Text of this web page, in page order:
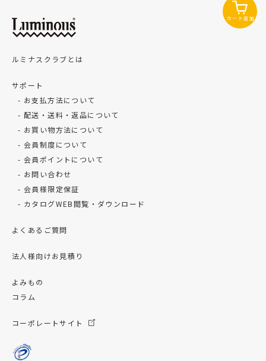
カート追加
ルミナスクラブとは
サポート
お支払方法について
配送・送料・返品について
お買い物方法について
会員制度について
会員ポイントについて
お問い合わせ
会員様限定保証
カタログWEB閲覧・ダウンロード
よくあるご質問
法人様向けお見積り
よみもの
コラム
コーポレートサイト